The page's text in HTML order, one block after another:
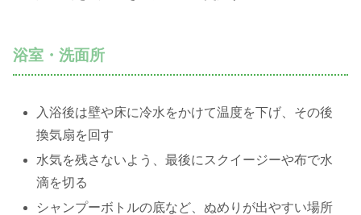
浴室・洗面所
入浴後は壁や床に冷水をかけて温度を下げ、その後
換気扇を回す
水気を残さないよう、最後にスクイージーや布で水
滴を切る
シャンプーボトルの底など、ぬめりが出やすい場所